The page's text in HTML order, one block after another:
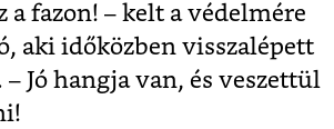
a fazon! – kelt a védelmére
aki időközben visszalépett
– Jó hangja van, és veszettül